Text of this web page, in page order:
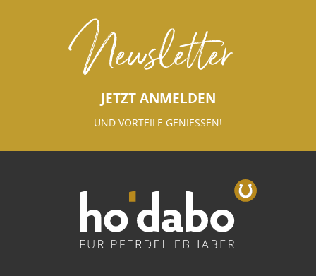
Newsletter
JETZT ANMELDEN
UND VORTEILE GENIESSEN!